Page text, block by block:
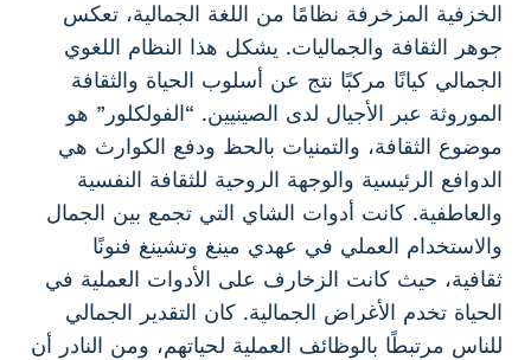
الخزفية المزخرفة نظامًا من اللغة الجمالية، تعكس
جوهر الثقافة والجماليات. يشكل هذا النظام اللغوي
الجمالي كيانًا مركبًا نتج عن أسلوب الحياة والثقافة
الموروثة عبر الأجيال لدى الصينيين. “الفولكلور” هو
موضوع الثقافة، والتمنيات بالحظ ودفع الكوارث هي
الدوافع الرئيسية والوجهة الروحية للثقافة النفسية
والعاطفية. كانت أدوات الشاي التي تجمع بين الجمال
والاستخدام العملي في عهدي مينغ وتشينغ فنونًا
ثقافية، حيث كانت الزخارف على الأدوات العملية في
الحياة تخدم الأغراض الجمالية. كان التقدير الجمالي
للناس مرتبطًا بالوظائف العملية لحياتهم، ومن النادر أن